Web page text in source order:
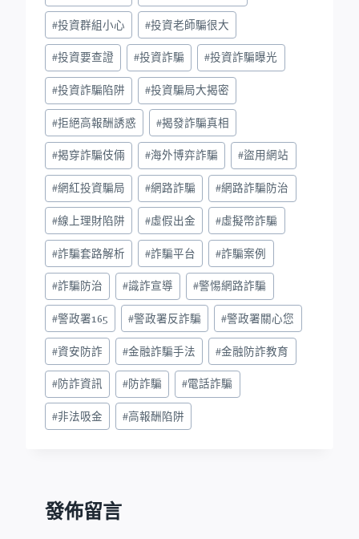
#投資群組小心 #投資老師騙很大
#投資要查證 #投資詐騙 #投資詐騙曝光
#投資詐騙陷阱 #投資騙局大揭密
#拒絕高報酬誘惑 #揭發詐騙真相
#揭穿詐騙伎倆 #海外博弈詐騙 #盜用網站
#網紅投資騙局 #網路詐騙 #網路詐騙防治
#線上理財陷阱 #虛假出金 #虛擬幣詐騙
#詐騙套路解析 #詐騙平台 #詐騙案例
#詐騙防治 #識詐宣導 #警惕網路詐騙
#警政署165 #警政署反詐騙 #警政署關心您
#資安防詐 #金融詐騙手法 #金融防詐教育
#防詐資訊 #防詐騙 #電話詐騙
#非法吸金 #高報酬陷阱
發佈留言